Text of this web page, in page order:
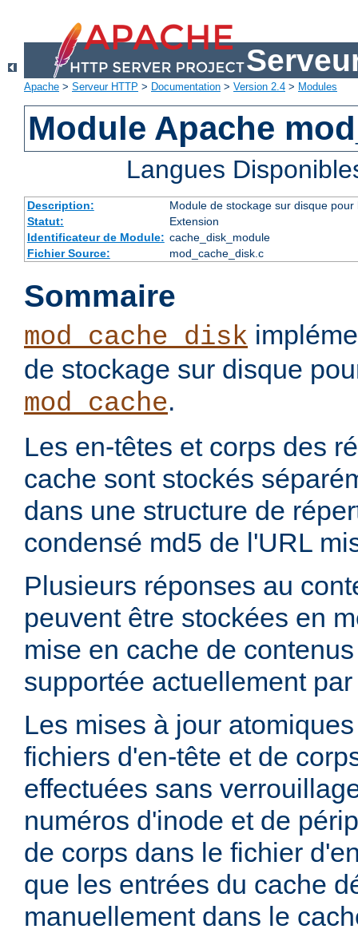
Apache > Serveur HTTP > Documentation > Version 2.4 > Modules
Module Apache
Langues
Description:
Module de stockage sur disque
Statut:
Extension
Identificateur de Module: cache_disk_module
Fichier Source:
mod_cache_disk.c
Sommaire
mod_cache_disk
de stockage sur disque
mod_cache.
Les en-têtes et corps des
cache sont stockés
dans une structure de
condensé md5 de l'URL
Plusieurs réponses au
peuvent être stockées en
mise en cache de
supportée actuellement
Les mises à jour
fichiers d'en-tête et de
effectuées sans
numéros d'inode et de
de corps dans le fichier
que les entrées du cache
manuellement dans le